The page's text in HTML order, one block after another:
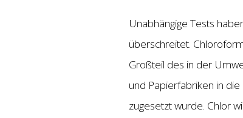
Unabhängige Tests
überschreitet.
Großteil des in der
und Papierfabriken in
zugesetzt wurde. Chlor